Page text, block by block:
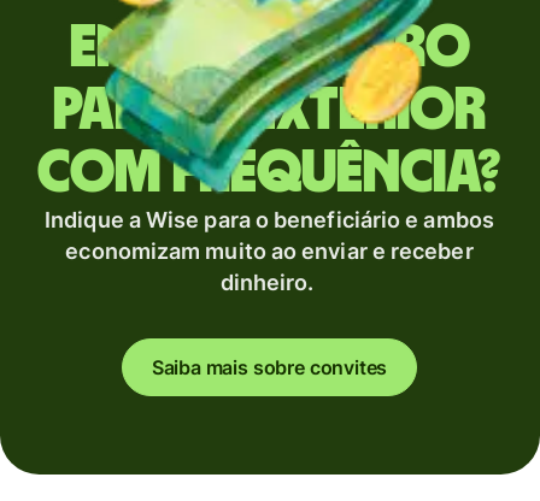
Envia dinheiro
para o exterior
com frequência?
Indique a Wise para o beneficiário e ambos
economizam muito ao enviar e receber
dinheiro.
Saiba mais sobre convites